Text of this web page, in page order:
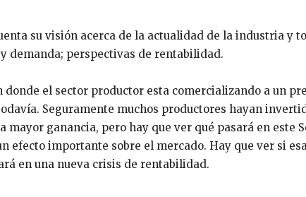
su visión acerca de la actualidad de la industria y
demanda; perspectivas de rentabilidad.
donde el sector productor esta comercializando a un
Seguramente muchos productores hayan
mayor ganancia, pero hay que ver qué pasará en este
efecto importante sobre el mercado. Hay que ver si
en una nueva crisis de rentabilidad.